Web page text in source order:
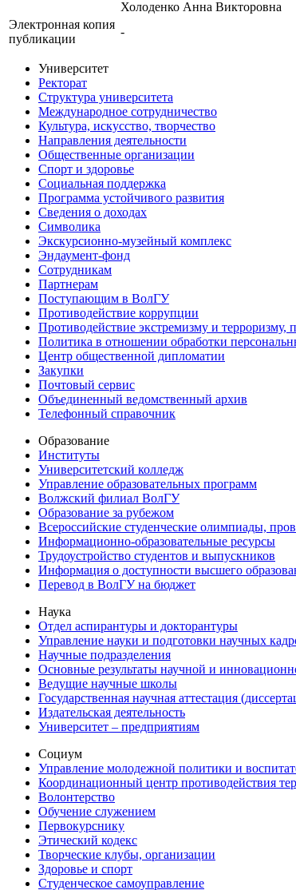
Холоденко Анна Викторовна
Электронная копия
публикации
-
Университет
Ректорат
Структура университета
Международное сотрудничество
Культура, искусство, творчество
Направления деятельности
Общественные организации
Спорт и здоровье
Социальная поддержка
Программа устойчивого развития
Сведения о доходах
Символика
Экскурсионно-музейный комплекс
Эндаумент-фонд
Сотрудникам
Партнерам
Поступающим в ВолГУ
Противодействие коррупции
Противодействие экстремизму и терроризму,
Политика в отношении обработки
Центр общественной дипломатии
Закупки
Почтовый сервис
Объединенный ведомственный архив
Телефонный справочник
Образование
Институты
Университетский колледж
Управление образовательных программ
Волжский филиал ВолГУ
Образование за рубежом
Всероссийские студенческие олимпиады,
Информационно-образовательные ресурсы
Трудоустройство студентов и выпускников
Информация о доступности высшего
Перевод в ВолГУ на бюджет
Наука
Отдел аспирантуры и докторантуры
Управление науки и подготовки научных
Научные подразделения
Основные результаты научной и
Ведущие научные школы
Государственная научная аттестация
Издательская деятельность
Университет – предприятиям
Социум
Управление молодежной политики и
Координационный центр противодействия
Волонтерство
Обучение служением
Первокурснику
Этический кодекс
Творческие клубы, организации
Здоровье и спорт
Студенческое самоуправление